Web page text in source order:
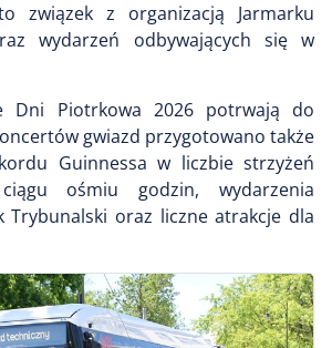
związek z organizacją Jarmarku
wydarzeń odbywających się w
Dni Piotrkowa 2026 potrwają do
gwiazd przygotowano także
Guinnessa w liczbie strzyżeń
ośmiu godzin, wydarzenia
Trybunalski oraz liczne atrakcje dla